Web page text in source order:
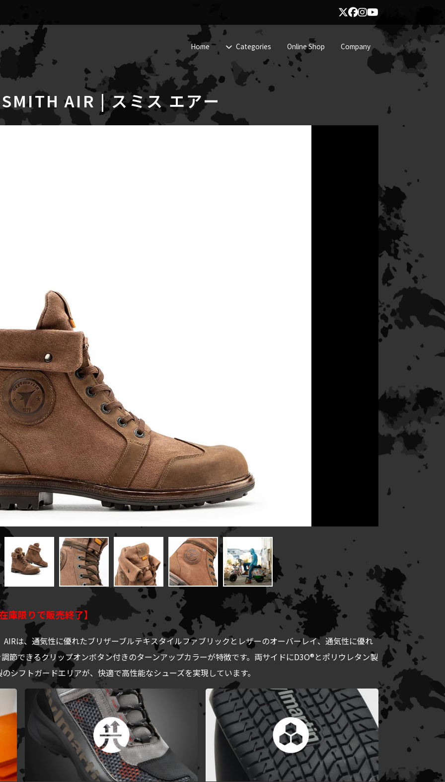
Home Categories Online Shop Company
SMITH AIR | スミス エアー
庫限りで販売終了】
は、通気性に優れたブリザーブルテキスタイルファブリックとレザーのオーバーレイ、通気性に優れ
節できるクリップオンボタン付きのターンアップカラーが特徴です。両サイドにD3O®とポリウレタン製
シフトガードエリアが、快適で高性能なシューズを実現しています。